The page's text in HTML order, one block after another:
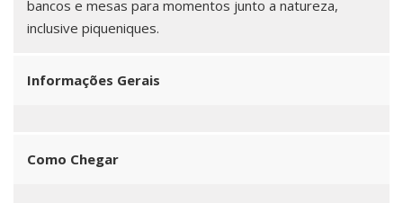
bancos e mesas para momentos junto a natureza,
inclusive piqueniques.
Informações Gerais
Como Chegar